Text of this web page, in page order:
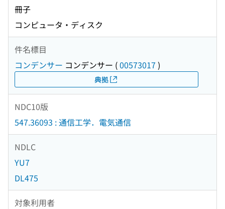
冊子
コンピュータ・ディスク
件名標目
コンデンサー コンデンサー (00573017 )
典拠
NDC10版
547.36093 : 通信工学．電気通信
NDLC
YU7
DL475
対象利用者